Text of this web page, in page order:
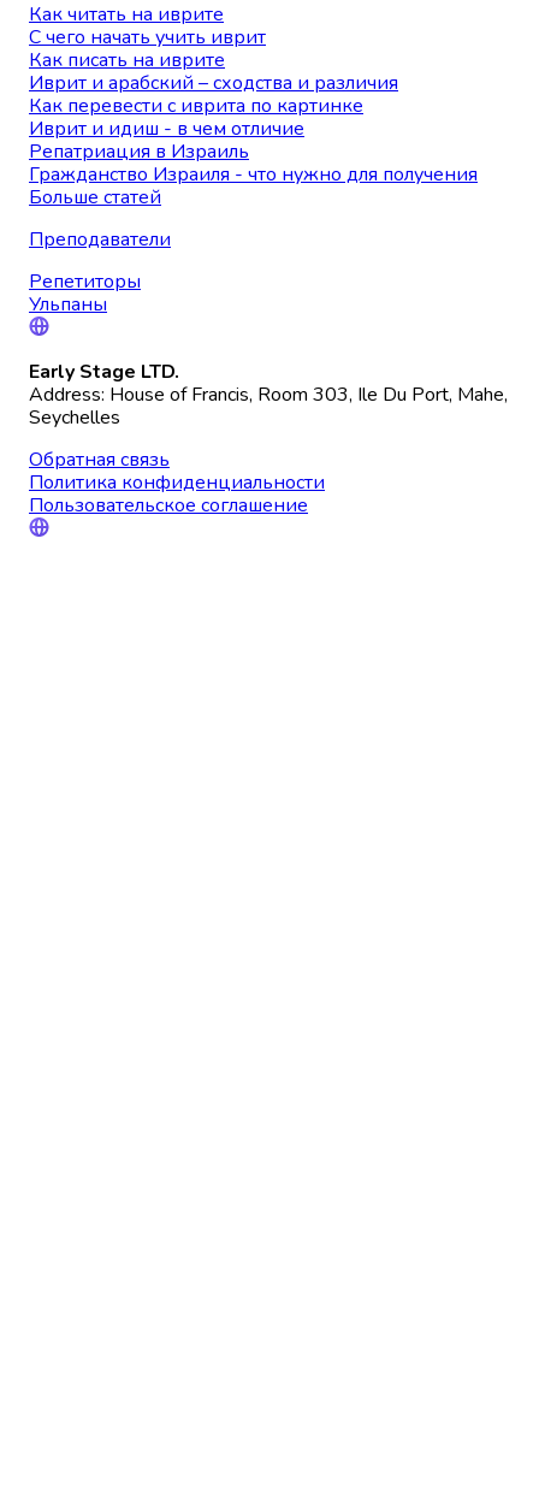
Как читать на иврите
С чего начать учить иврит
Как писать на иврите
Иврит и арабский – сходства и различия
Как перевести с иврита по картинке
Иврит и идиш - в чем отличие
Репатриация в Израиль
Гражданство Израиля - что нужно для получения
Больше статей
Преподаватели
Репетиторы
Ульпаны
Early Stage LTD.
Address: House of Francis, Room 303, Ile Du Port, Mahe,
Seychelles
Обратная связь
Политика конфиденциальности
Пользовательское соглашение